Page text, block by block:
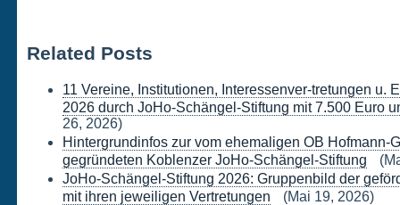
Related Posts
11 Vereine, Institutionen, Interessenver-tretungen u.
2026 durch JoHo-Schängel-Stiftung mit 7.500 Euro
26, 2026)
Hintergrundinfos zur vom ehemaligen OB Hofmann-
gegründeten Koblenzer JoHo-Schängel-Stiftung
JoHo-Schängel-Stiftung 2026: Gruppenbild der
mit ihren jeweiligen Vertretungen
(Mai 19, 2026)